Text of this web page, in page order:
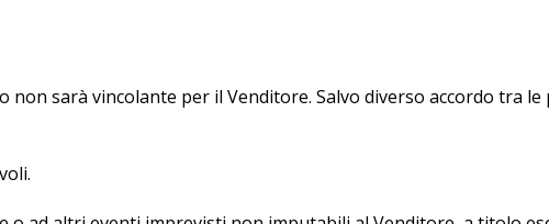
sarà vincolante per il Venditore. Salvo diverso accordo tra